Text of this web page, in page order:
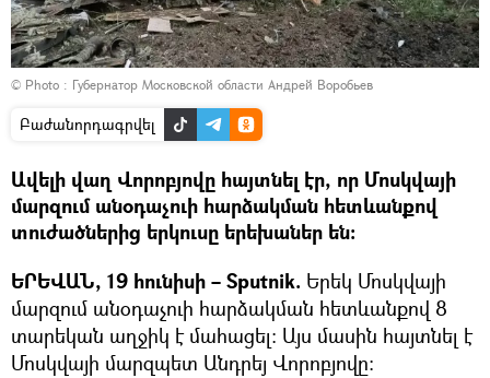
© Photo : Губернатор Московской области Андрей Воробьев
Բաժանորդագրվել
Ավելի վաղ Վորոբյովը հայտնել էր, որ Մոսկվայի
մարզում անօդաչուի հարձակման հետևանքով
տուժածներից երկուսը երեխաներ են։
ԵՐԵՎԱՆ, 19 հունիսի – Sputnik. Երեկ Մոսկվայի
մարզում անօդաչուի հարձակման հետևանքով 8
տարեկան աղջիկ է մահացել։ Այս մասին հայտնել է
Մոսկվայի մարզպետ Անդրեյ Վորոբյովը։